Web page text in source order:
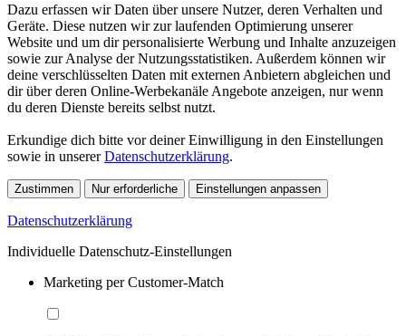
Dazu erfassen wir Daten über unsere Nutzer, deren Verhalten und
Geräte. Diese nutzen wir zur laufenden Optimierung unserer
Website und um dir personalisierte Werbung und Inhalte anzuzeigen
sowie zur Analyse der Nutzungsstatistiken. Außerdem können wir
deine verschlüsselten Daten mit externen Anbietern abgleichen und
dir über deren Online-Werbekanäle Angebote anzeigen, nur wenn
du deren Dienste bereits selbst nutzt.
Erkundige dich bitte vor deiner Einwilligung in den Einstellungen
sowie in unsererDatenschutzerklärung.
Zustimmen Nur erforderliche Einstellungen anpassen
Datenschutzerklärung
Individuelle Datenschutz-Einstellungen
Marketing per Customer-Match